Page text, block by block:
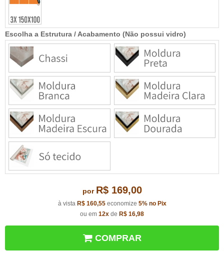
Escolha a Estrutura / Acabamento (Não possui vidro)
por R$ 169,00
à vista R$ 160,55economize 5% no Pix
ou em 12x de R$ 16,98
COMPRAR